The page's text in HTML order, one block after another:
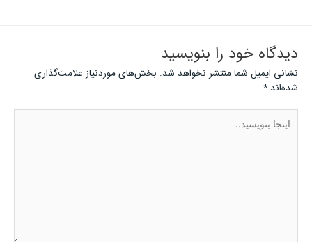
دیدگاه‌ خود را بنویسید
نشانی ایمیل شما منتشر نخواهد شد. بخش‌های موردنیاز علامت‌گذاری
شده‌اند*
بنویسید..